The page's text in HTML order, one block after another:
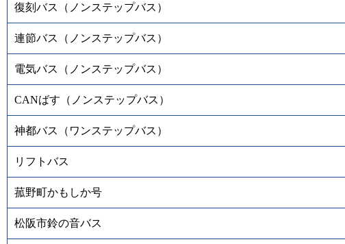
復刻バス（ノンステップバス）
連節バス（ノンステップバス）
電気バス（ノンステップバス）
CANばす（ノンステップバス）
神都バス（ワンステップバス）
リフトバス
菰野町かもしか号
松阪市鈴の音バス